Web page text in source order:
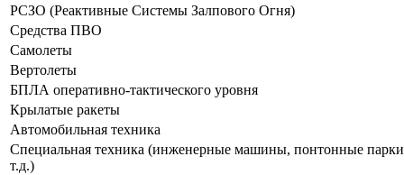
РСЗО (Реактивные Системы Залпового Огня)
Средства ПВО
Самолеты
Вертолеты
БПЛА оперативно-тактического уровня
Крылатые ракеты
Автомобильная техника
Специальная техника (инженерные машины, понтонные
т.д.)